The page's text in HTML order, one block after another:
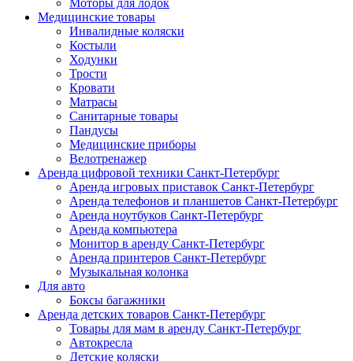
Моторы для лодок
Медицинские товары
Инвалидные коляски
Костыли
Ходунки
Трости
Кровати
Матрасы
Санитарные товары
Пандусы
Медицинские приборы
Велотренажер
Аренда цифровой техники Санкт-Петербург
Аренда игровых приставок Санкт-Петербург
Аренда телефонов и планшетов Санкт-Петербург
Аренда ноутбуков Санкт-Петербург
Аренда компьютера
Монитор в аренду Санкт-Петербург
Аренда принтеров Санкт-Петербург
Музыкальная колонка
Для авто
Боксы багажники
Аренда детских товаров Санкт-Петербург
Товары для мам в аренду Санкт-Петербург
Автокресла
Детские коляски